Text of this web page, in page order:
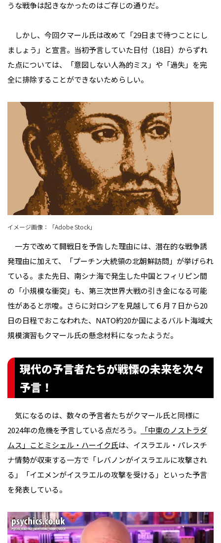
うな戦争は起きなかったのはご存じの通りだ。
しかし、今回クマール氏は改めて「29日まで待つことにし
ましょう」と宣言。当初予言していた日付（18日）からずれ
た点については、「意図しない人為的ミス」や「過失」を完
全に排除することができないためらしい。
イメージ画像：「Adobe Stock」
一方で改めて開戦日を予告した理由には、潜在的な戦争誘
発理由に加えて、「プーチン大統領の北朝鮮訪問」が挙げられ
ている。また先日、南シナ海で発生した中国とフィリピン間
の「小規模な衝突」も、第三次世界大戦の引き金になる可能
性があると示唆。さらに対ロシアを見越して６月７日から20
日の日程でおこなわれた、NATO約20か国によるバルト海域大
規模演習もクマール氏の懸念材料になったようだ。
現代の予言者たちが戦慄の未来を次々
予言！
気になるのは、数々の予言者たちがクマール氏と同様に
2024年の危機を予言している点だろう。
「中東のノストラダ
ムス」ことミシェル・ハーイク氏は、イスラエル・パレスチ
ナ情勢が収束する一方で「レバノンがイスラエルに攻撃され
る」「イエメンがイスラエルの攻撃を受ける」といった予言
を発表している。